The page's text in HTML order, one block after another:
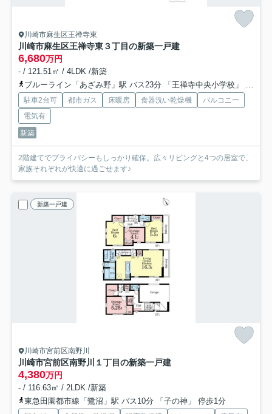
川崎市麻生区王禅寺東
川崎市麻生区王禅寺東３丁目の新築一戸建
6,680万円
- / 121.51㎡ / 4LDK /新築
ブルーライン「あざみ野」駅 バス23分 「王禅寺中央小学校」 停歩3分
駐車2台可 都市ガス 床暖房 食器洗い乾燥機
バルコニー
電気有
新築
2階建てでプライバシーもしっかり確保。広々リビングと4つの居室で、
家族それぞれが快適に過ごせます♪
新築一戸建
川崎市宮前区南野川
川崎市宮前区南野川１丁目の新築一戸建
4,380万円
- / 116.63㎡ / 2LDK /新築
東急田園都市線「鷺沼」駅 バス10分 「子の神」 停歩1分